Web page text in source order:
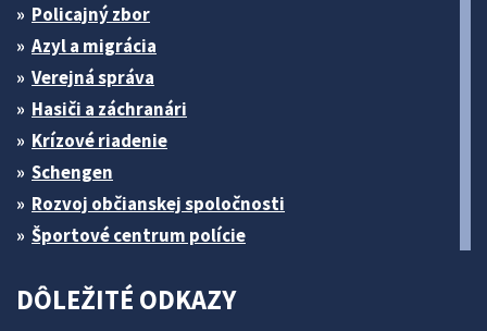
Policajný zbor
Azyl a migrácia
Verejná správa
Hasiči a záchranári
Krízové riadenie
Schengen
Rozvoj občianskej spoločnosti
Športové centrum polície
DÔLEŽITÉ ODKAZY